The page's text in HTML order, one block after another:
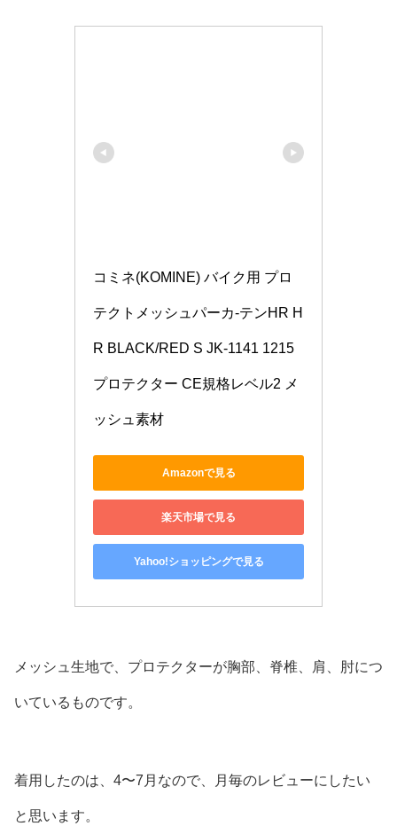
コミネ(KOMINE) バイク用 プロ
テクトメッシュパーカ-テンHR H
R BLACK/RED S JK-1141 1215
プロテクター CE規格レベル2 メ
ッシュ素材
Amazonで見る
楽天市場で見る
Yahoo!ショッピングで見る
メッシュ生地で、プロテクターが胸部、脊椎、肩、肘につ
いているものです。
着用したのは、4〜7月なので、月毎のレビューにしたい
と思います。